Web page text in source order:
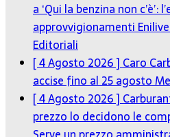
a ‘Qui la benzina non c’è’:
approvvigionamenti
Editoriali
[ 4 Agosto 2026 ]Caro
accise fino al 25 agosto
[ 4 Agosto 2026 ]
prezzo lo decidono le